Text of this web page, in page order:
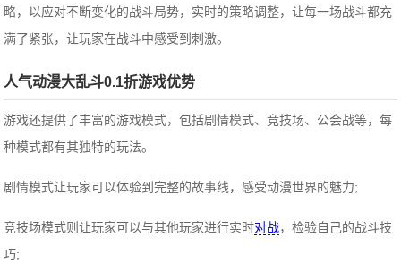
略，以应对不断变化的战斗局势，实时的策略调整，让每一场战斗都充
满了紧张，让玩家在战斗中感受到刺激。
人气动漫大乱斗0.1折游戏优势
游戏还提供了丰富的游戏模式，包括剧情模式、竞技场、公会战等，每
种模式都有其独特的玩法。
剧情模式让玩家可以体验到完整的故事线，感受动漫世界的魅力;
竞技场模式则让玩家可以与其他玩家进行实时对战，检验自己的战斗技
巧;